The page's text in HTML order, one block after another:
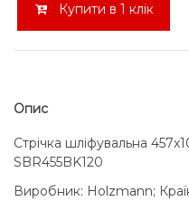
Купити в 1 клік
Опис
Стрічка шліфувальна
SBR455BK120
Виробник: Holzmann;